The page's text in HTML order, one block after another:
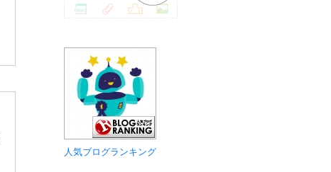
人気ブログランキング